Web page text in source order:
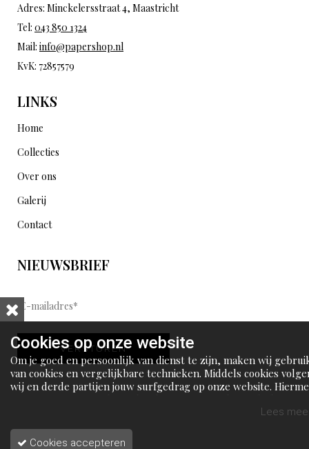
Adres: Minckelersstraat 4, Maastricht
Tel: 043 850 1324
Mail: info@papershop.nl
KvK: 72857579
LINKS
Home
Collecties
Over ons
Galerij
Contact
NIEUWSBRIEF
E
-
m
a
i
l
d
VERSTUREN
Cookies op onze website
Om je goed en persoonlijk van dienst te zijn, maken wij
van cookies en vergelijkbare technieken. Middels cookies
wij en derde partijen jouw surfgedrag op onze website.
Lees
Cookies accepteren